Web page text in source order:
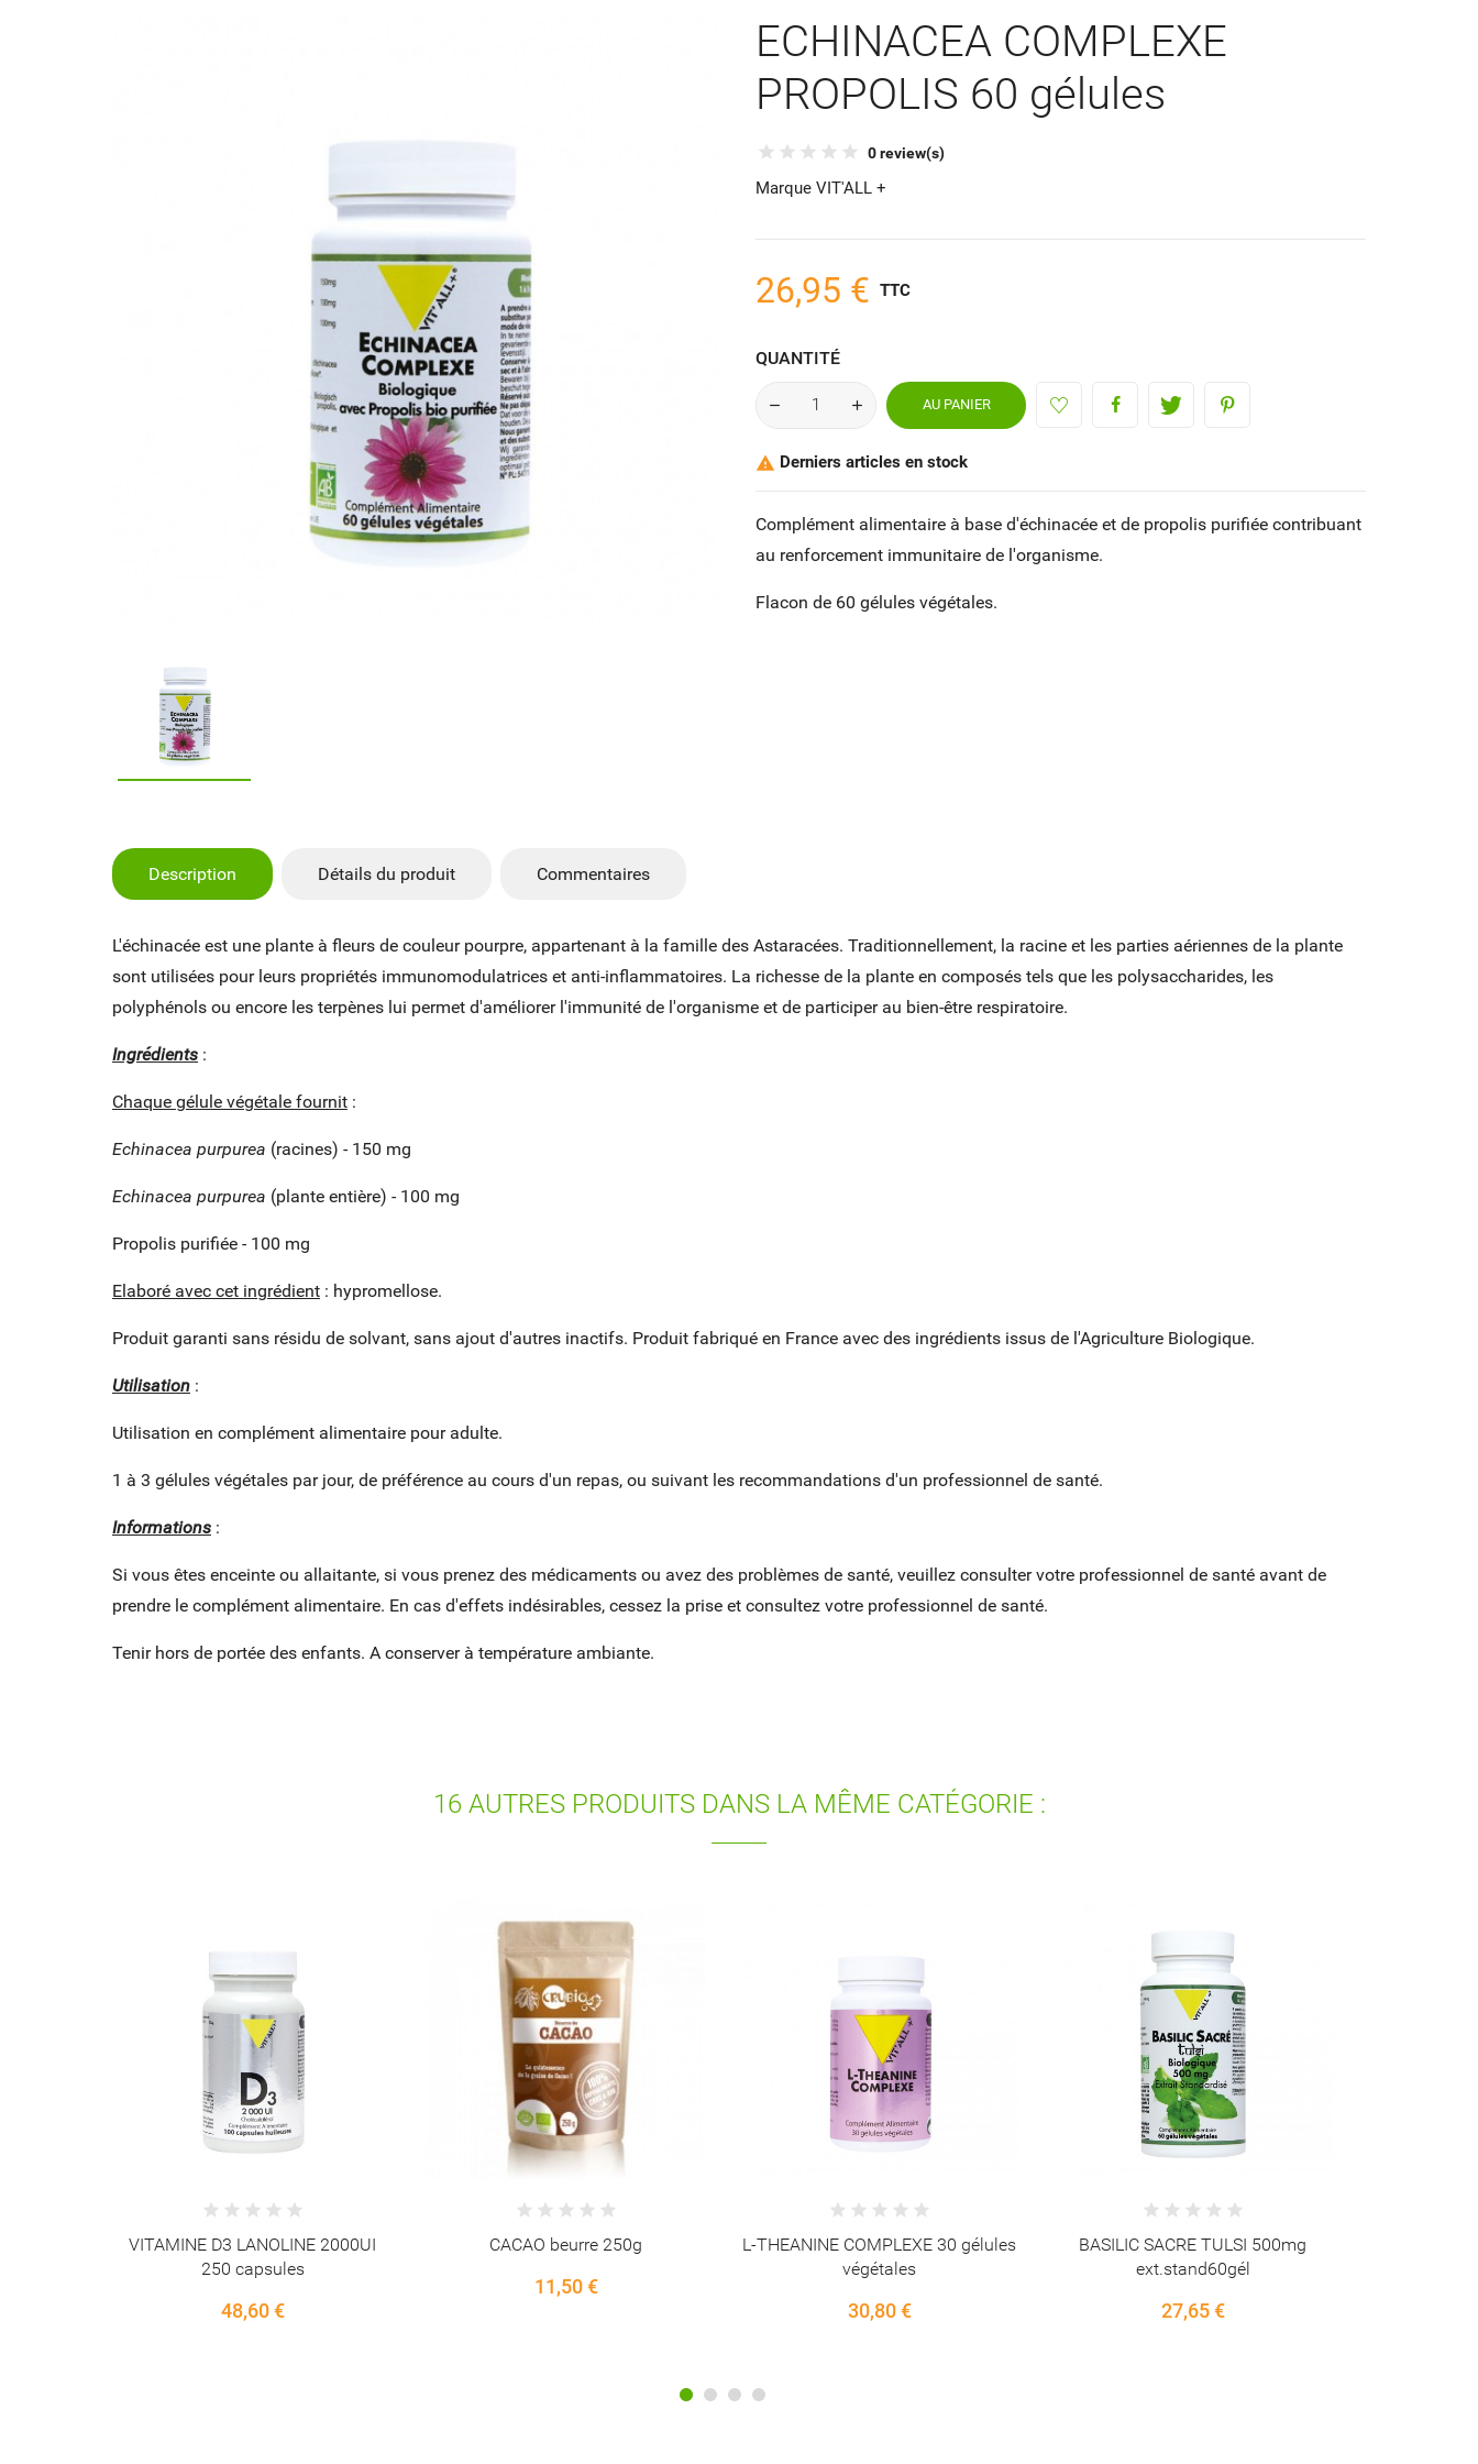
ECHINACEA COMPLEXE
PROPOLIS 60 gélules
0 review(s)
Marque VIT'ALL +
26,95 € TTC
QUANTITÉ
AU PANIER
 Derniers articles en stock
Complément alimentaire à base d'échinacée et de propolis purifiée contribuant
au renforcement immunitaire de l'organisme.
Flacon de 60 gélules végétales.
Description Détails du produit Commentaires
L'échinacée est une plante à fleurs de couleur pourpre, appartenant à la famille des Astaracées. Traditionnellement, la racine et les parties aériennes de la plante
sont utilisées pour leurs propriétés immunomodulatrices et anti-inflammatoires. La richesse de la plante en composés tels que les polysaccharides, les
polyphénols ou encore les terpènes lui permet d'améliorer l'immunité de l'organisme et de participer au bien-être respiratoire.
Ingrédients :
Chaque gélule végétale fournit :
Echinacea purpurea (racines) - 150 mg
Echinacea purpurea (plante entière) - 100 mg
Propolis purifiée - 100 mg
Elaboré avec cet ingrédient : hypromellose.
Produit garanti sans résidu de solvant, sans ajout d'autres inactifs. Produit fabriqué en France avec des ingrédients issus de l'Agriculture Biologique.
Utilisation :
Utilisation en complément alimentaire pour adulte.
1 à 3 gélules végétales par jour, de préférence au cours d'un repas, ou suivant les recommandations d'un professionnel de santé.
Informations :
Si vous êtes enceinte ou allaitante, si vous prenez des médicaments ou avez des problèmes de santé, veuillez consulter votre professionnel de santé avant de
prendre le complément alimentaire. En cas d'effets indésirables, cessez la prise et consultez votre professionnel de santé.
Tenir hors de portée des enfants. A conserver à température ambiante.
16 AUTRES PRODUITS DANS LA MÊME CATÉGORIE :
CACAO beurre 250g
L-THEANINE COMPLEXE 30 gélules
BASILIC SACRE TULSI 500mg
ext.stand60gél
27,65 €
PEAU ONGLES CHEVEUX 60 cp
25,75 €
add_circle_outline Nouvelle liste
NOM DE LA LISTE D'ENVIES
Vous devez être connecté pour ajouter des produits à votre liste
d'envies.